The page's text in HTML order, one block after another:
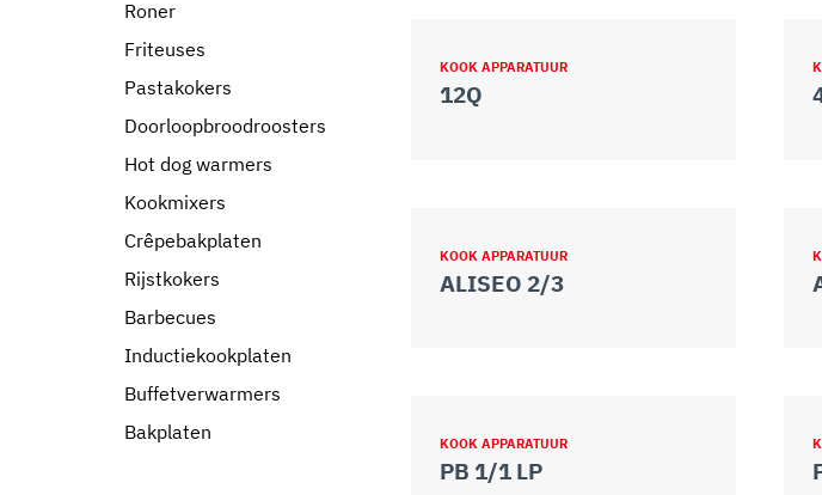
Roner
Friteuses
Pastakokers
Doorloopbroodroosters
Hot dog warmers
Kookmixers
Crêpebakplaten
Rijstkokers
Barbecues
Inductiekookplaten
Buffetverwarmers
Bakplaten
KOOK APPARATUUR
12Q
KOOK APPARATUUR
ALISEO 2/3
KOOK APPARATUUR
PB 1/1 LP